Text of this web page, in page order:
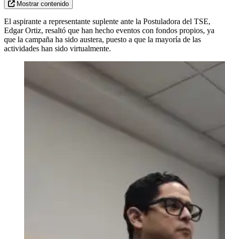
Mostrar contenido
El aspirante a representante suplente ante la Postuladora del TSE,
Edgar Ortiz, resaltó que han hecho eventos con fondos propios, ya
que la campaña ha sido austera, puesto a que la mayoría de las
actividades han sido virtualmente.